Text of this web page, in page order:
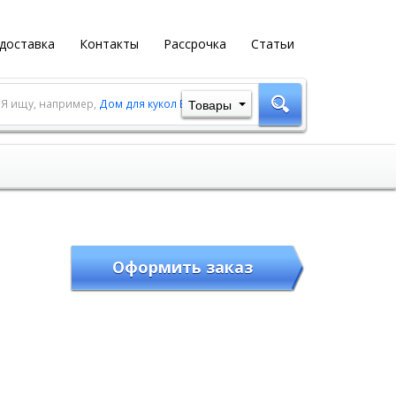
Контакты Рассрочка Статьи
Я ищу, например, Дом для кукол Барби
Товары
Оформить заказ